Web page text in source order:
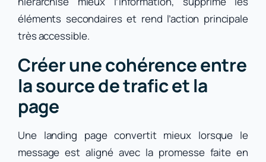
éléments secondaires et rend l’action principale
très accessible.
Créer une cohérence entre
la source de trafic et la
page
Une landing page convertit mieux lorsque le
message est aligné avec la promesse faite en